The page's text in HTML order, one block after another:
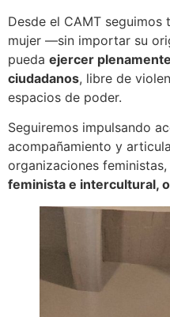
Desde el CAMT
mujer —sin importar su
pueda ejercer
ciudadanos, libre de
espacios de poder.
Seguiremos impulsando
acompañamiento y
organizaciones
feminista e intercultural,